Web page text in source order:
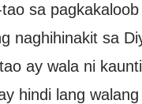
sa
naghihinakit sa
ay wala ni
hindi lang